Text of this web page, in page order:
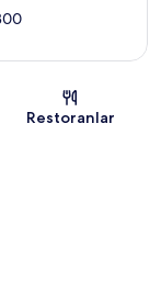
Restoranlar